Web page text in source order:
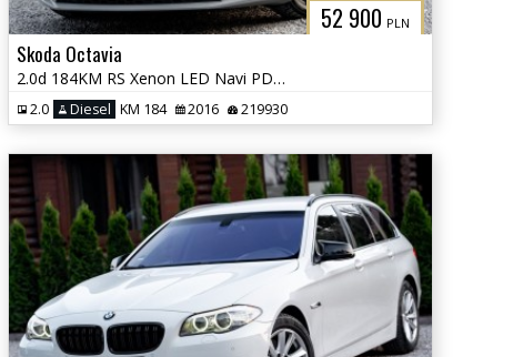
52 900 PLN
Skoda Octavia
2.0d 184KM RS Xenon LED Navi PDC Grzane Fot. Skóra Tempomat
2.0 Diesel KM 184 2016 219930